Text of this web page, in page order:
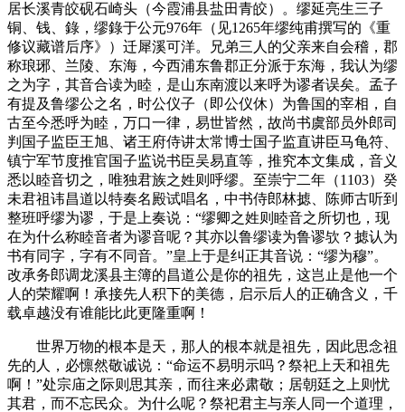
居长溪青皎砚石崎头（今霞浦县盐田青皎）。缪延亮生三子
铜、钱、錄，缪錄于公元976年（见1265年缪纯甫撰写的《重
修议藏谱后序》）迁犀溪可洋。兄弟三人的父亲来自会稽，郡
称琅琊、兰陵、东海，今西浦东鲁郡正分派于东海，我认为缪
之为字，其音合读为睦，是山东南渡以来呼为谬者误矣。孟子
有提及鲁缪公之名，时公仪子（即公仪休）为鲁国的宰相，自
古至今悉呼为睦，万口一律，易世皆然，故尚书虞部员外郎司
判国子监臣王旭、诸王府侍讲太常博士国子监直讲臣马龟符、
镇宁军节度推官国子监说书臣吴易直等，推究本文集成，音义
悉以睦音切之，唯独君族之姓则呼缪。至崇宁二年（1103）癸
未君祖讳昌道以特奏名殿试唱名，中书侍郎林摅、陈师古听到
整班呼缪为谬，于是上奏说：“缪卿之姓则睦音之所切也，现
在为什么称睦音者为谬音呢？其亦以鲁缪读为鲁谬欤？摅认为
书有同字，字有不同音。”皇上于是纠正其音说：“缪为穆”。
改承务郎调龙溪县主簿的昌道公是你的祖先，这岂止是他一个
人的荣耀啊！承接先人积下的美德，启示后人的正确含义，千
载卓越没有谁能比此更隆重啊！
世界万物的根本是天，那人的根本就是祖先，因此思念祖
先的人，必懔然敬诚说：“命运不易明示吗？祭祀上天和祖先
啊！”处宗庙之际则思其亲，而往来必肃敬；居朝廷之上则忧
其君，而不忘民众。为什么呢？祭祀君主与亲人同一个道理，